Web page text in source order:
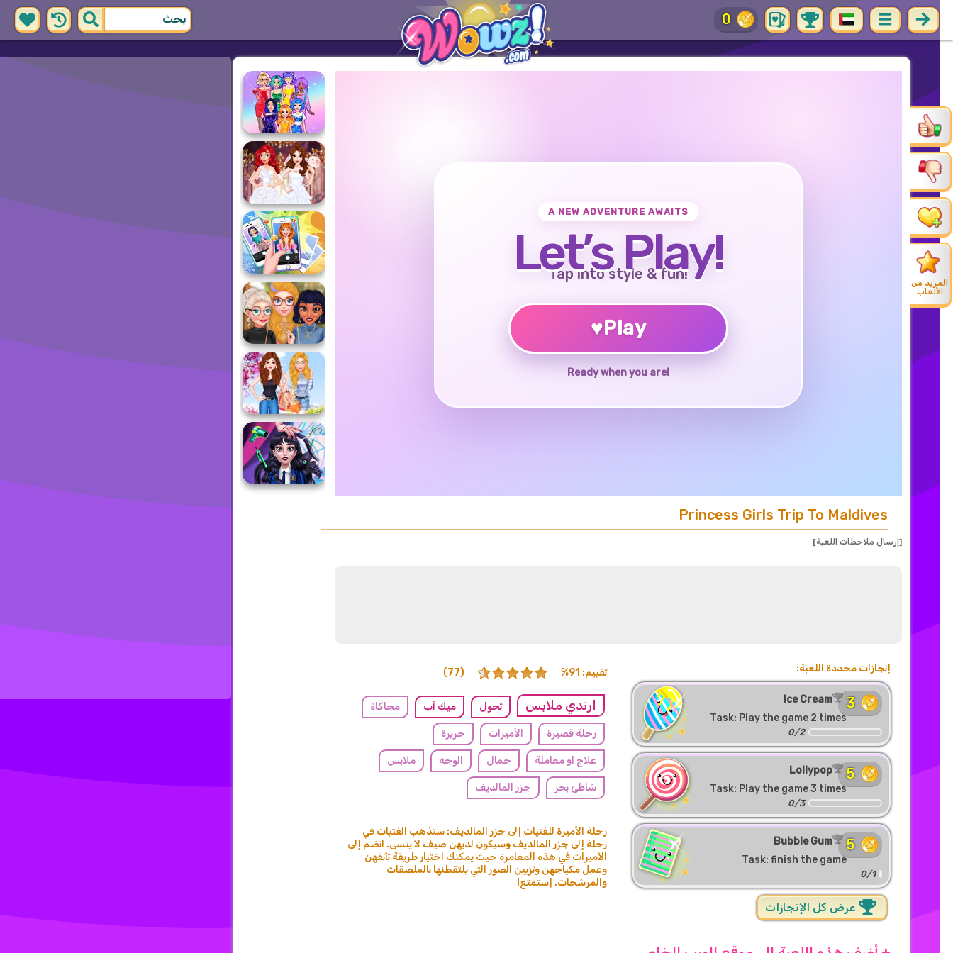
0
المزيد من
الألعاب
A NEW ADVENTURE AWAITS
Let’s Play!
Tap into style & fun!
♥Play
Ready when you are!
Princess Girls Trip To Maldives
[إرسال ملاحظات اللعبة]
تقييم: 91% (77)
ارتدي ملابس تحول ميك أب محاكاة
رحلة قصيرة الأميرات جزيرة
علاج او معاملة جمال الوجه ملابس
شاطئ بحر جزر المالديف
رحلة الأميرة للفتيات إلى جزر المالديف: ستذهب الفتيات في
رحلة إلى جزر المالديف وسيكون لديهن صيف لا ينسى. انضم إلى
الأميرات في هذه المغامرة حيث يمكنك اختيار طريقة تأنقهن
وعمل مكياجهن وتزيين الصور التي يلتقطنها بالملصقات
والمرشحات. إستمتع!
إنجازات محددة اللعبة:
Ice Cream
Task: Play the game 2 times
3
0/2
Lollypop
Task: Play the game 3 times
5
0/3
Bubble Gum
Task: finish the game
5
0/1
عرض كل الإنجازات